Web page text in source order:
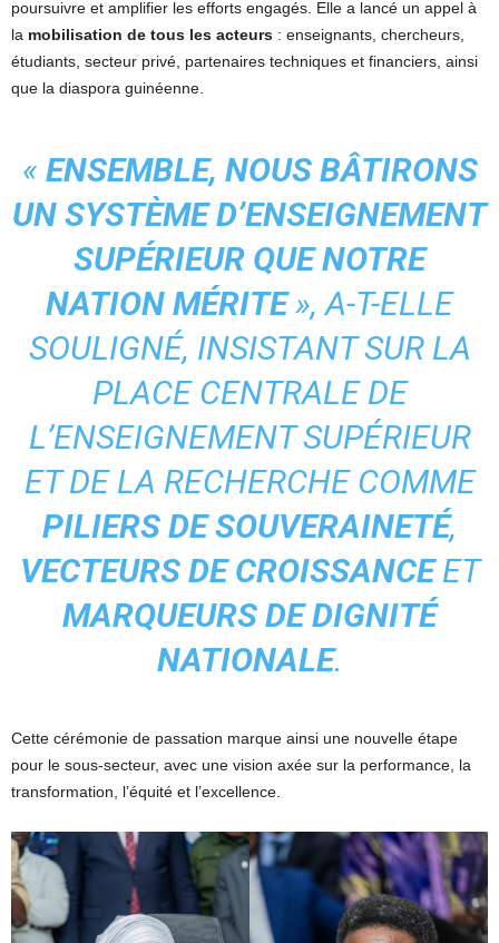
poursuivre et amplifier les efforts engagés. Elle a lancé un appel à
la mobilisation de tous les acteurs : enseignants, chercheurs,
étudiants, secteur privé, partenaires techniques et financiers, ainsi
que la diaspora guinéenne.
« ENSEMBLE, NOUS BÂTIRONS
UN SYSTÈME D’ENSEIGNEMENT
SUPÉRIEUR QUE NOTRE
NATION MÉRITE», A-T-ELLE
SOULIGNÉ, INSISTANT SUR LA
PLACE CENTRALE DE
L’ENSEIGNEMENT SUPÉRIEUR
ET DE LA RECHERCHE COMME
PILIERS DE SOUVERAINETÉ,
VECTEURS DE CROISSANCEET
MARQUEURS DE DIGNITÉ
NATIONALE.
Cette cérémonie de passation marque ainsi une nouvelle étape
pour le sous-secteur, avec une vision axée sur la performance, la
transformation, l’équité et l’excellence.